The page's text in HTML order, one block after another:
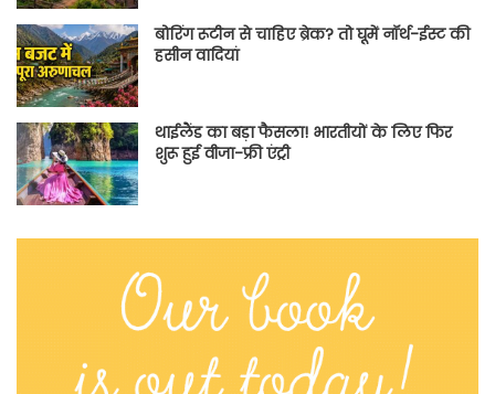
बोरिंग रूटीन से चाहिए ब्रेक? तो घूमें नॉर्थ-ईस्ट की
हसीन वादियां
थाईलैंड का बड़ा फैसला! भारतीयों के लिए फिर
शुरू हुई वीजा-फ्री एंट्री